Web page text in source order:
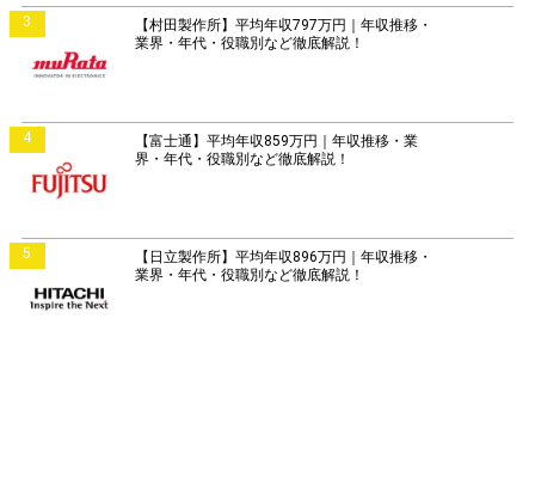
3
【村田製作所】平均年収797万円｜年収推移・
業界・年代・役職別など徹底解説！
4
【富士通】平均年収859万円｜年収推移・業
界・年代・役職別など徹底解説！
5
【日立製作所】平均年収896万円｜年収推移・
業界・年代・役職別など徹底解説！